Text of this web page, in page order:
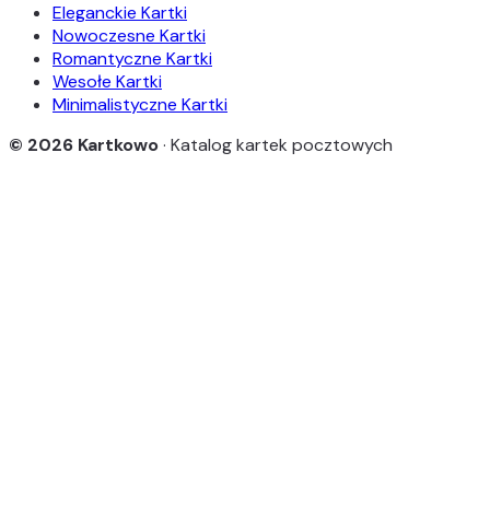
Eleganckie Kartki
Nowoczesne Kartki
Romantyczne Kartki
Wesołe Kartki
Minimalistyczne Kartki
© 2026 Kartkowo· Katalog kartek pocztowych